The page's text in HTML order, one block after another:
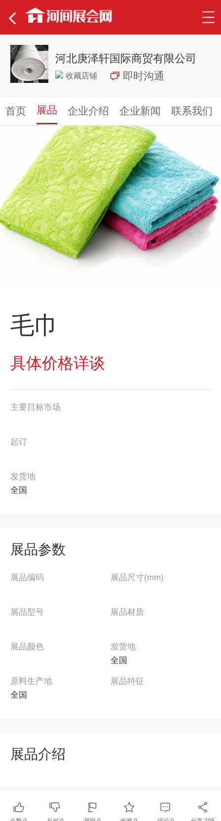
河北庚泽轩国际商贸有限公司
收藏店铺 即时沟通
首页 展品 企业介绍 企业新闻 联系我们
毛巾
具体价格详谈
主要目标市场
起订
发货地
全国
展品参数
展品编码 展品尺寸(mm)
展品型号 展品材质
展品颜色
发货地
全国
原料生产地
全国
展品特征
展品介绍